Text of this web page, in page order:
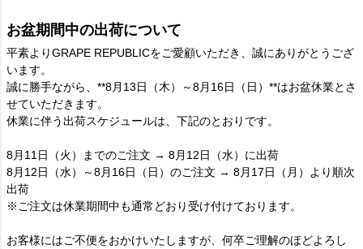
お盆期間中の出荷について
平素よりGRAPE REPUBLICをご愛顧いただき、誠にありがとうござ
います。
誠に勝手ながら、**8月13日（木）～8月16日（日）**はお盆休業とさ
せていただきます。
休業に伴う出荷スケジュールは、下記のとおりです。
8月11日（火）までのご注文 → 8月12日（水）に出荷
8月12日（水）～8月16日（日）のご注文 → 8月17日（月）より順次
出荷
※ご注文は休業期間中も通常どおり受け付けております。
お客様にはご不便をおかけいたしますが、何卒ご理解のほどよろし